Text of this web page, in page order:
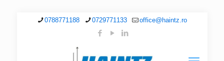
0788771188 0729771133 office@haintz.ro